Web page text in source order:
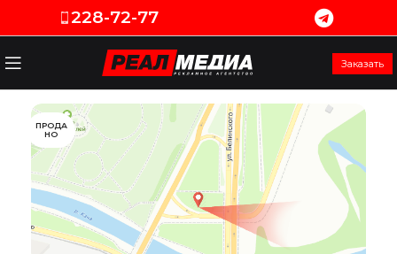
228-72-77
Заказать
ПРОДА
НО